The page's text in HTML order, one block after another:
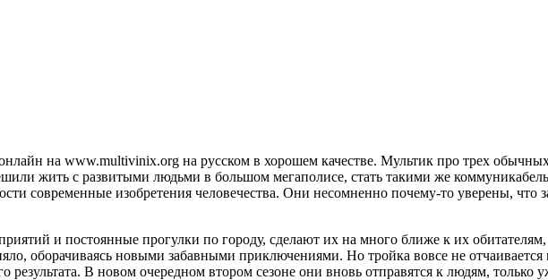
на www.multivinix.org на русском в хорошем качестве. Мультик про трех
жить с развитыми людьми в большом мегаполисе, стать такими же
современные изобретения человечества. Они несомненно почему-то уверены, что
и постоянные прогулки по городу, сделают их на много ближе к их
оборачиваясь новыми забавными приключениями. Но тройка вовсе не отчаивается
В новом очередном втором сезоне они вновь отправятся к людям, только